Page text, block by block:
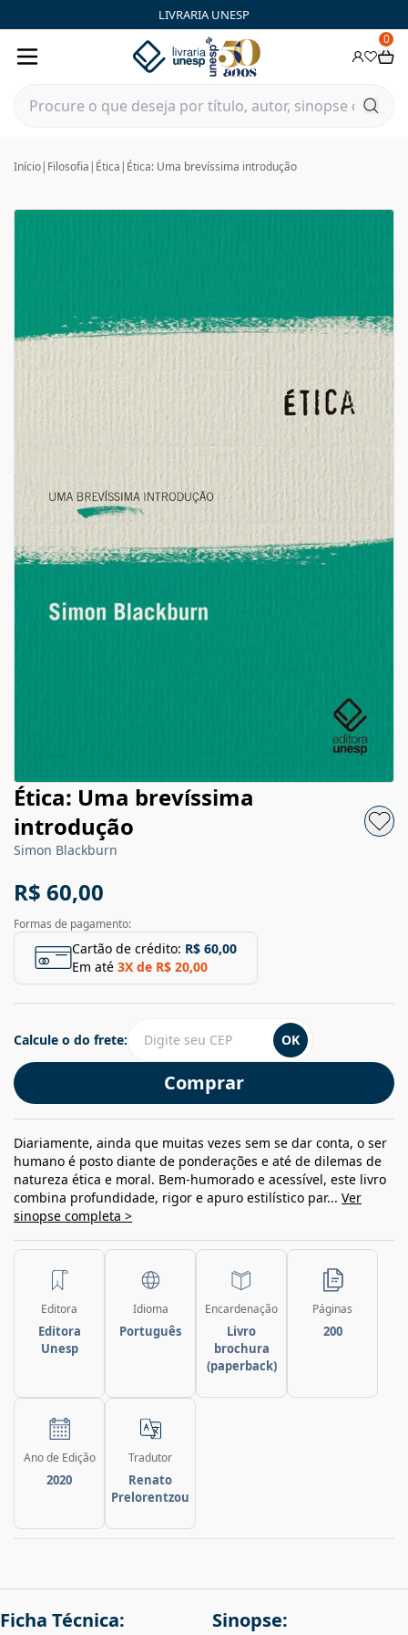
LIVRARIA UNESP
0
Início| Filosofia | Ética | Ética: Uma brevíssima introdução
Ética: Uma brevíssima
introdução
Simon Blackburn
R$ 60,00
Formas de pagamento:
Cartão de crédito: R$ 60,00
Em até 3X de R$ 20,00
Comprar
Calcule o do frete: OK
Diariamente, ainda que muitas vezes sem se dar conta, o ser
humano é posto diante de ponderações e até de dilemas de
natureza ética e moral. Bem-humorado e acessível, este livro
combina profundidade, rigor e apuro estilístico par... Ver
sinopse completa >
Editora
Editora
Unesp
Idioma
Português
Encardenação
Livro
brochura
(paperback)
Páginas
200
Ano de Edição
2020
Tradutor
Renato
Prelorentzou
Ficha Técnica: Sinopse: